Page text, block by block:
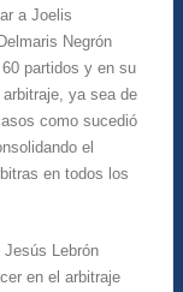
a Joelis
Negrón
partidos y en su
ya sea de
como sucedió
el
en todos los
Jesús Lebrón
en el arbitraje